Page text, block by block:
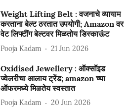
Weight Lifting Belt : वजनाचे व्यायाम
करताना बेल्ट ठरतात उपयोगी; Amazon वर
वेट लिफ्टींग बेल्टवर मिळतोय डिस्काऊंट
Pooja Kadam 21 Jun 2026
Oxidised Jewellery : ऑक्सॉइड
ज्वेलरीचा आलाय ट्रेंड; amazon च्या
ऑफरमध्ये मिळतेय स्वस्तात
Pooja Kadam 20 Jun 2026